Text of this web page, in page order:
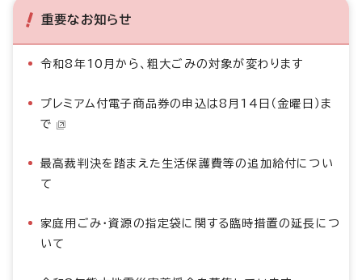
重要なお知らせ
令和8年10月から、粗大ごみの対象が変わります
プレミアム付電子商品券の申込は8月14日（金曜日）ま
で
最高裁判決を踏まえた生活保護費等の追加給付につい
て
家庭用ごみ・資源の指定袋に関する臨時措置の延長につ
いて